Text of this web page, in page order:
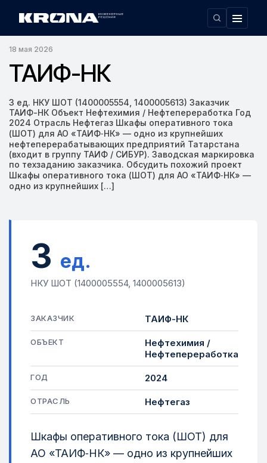
Главная ›ТАИФ-НК
18 мая 2026
ТАИФ-НК
3 ед. НКУ ШОТ (1400005554, 1400005613) Заказчик
ТАИФ-НК Объект Нефтехимия / Нефтепереработка Год
2024 Отрасль Нефтегаз Шкафы оперативного тока
(ШОТ) для АО «ТАИФ‑НК» — одно из крупнейших
нефтеперерабатывающих предприятий Татарстана
(входит в группу ТАИФ / СИБУР). Заводская маркировка
по техзаданию заказчика. Обсудить похожий проект
Шкафы оперативного тока (ШОТ) для АО «ТАИФ‑НК» —
одно из крупнейших […]
3 ед.
НКУ ШОТ (1400005554, 1400005613)
ЗАКАЗЧИК ТАИФ-НК
ОБЪЕКТ
Нефтехимия /
Нефтепереработка
ГОД 2024
ОТРАСЛЬ Нефтегаз
Шкафы оперативного тока (ШОТ) для
АО «ТАИФ‑НК» — одно из крупнейших